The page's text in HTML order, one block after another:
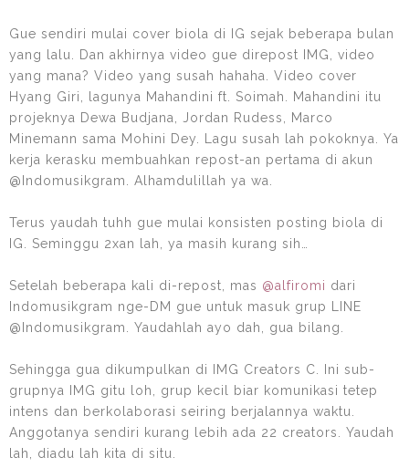
Gue sendiri mulai cover biola di IG sejak beberapa bulan
yang lalu. Dan akhirnya video gue direpost IMG, video
yang mana? Video yang susah hahaha. Video cover
Hyang Giri, lagunya Mahandini ft. Soimah. Mahandini itu
projeknya Dewa Budjana, Jordan Rudess, Marco
Minemann sama Mohini Dey. Lagu susah lah pokoknya. Ya
kerja kerasku membuahkan repost-an pertama di akun
@Indomusikgram. Alhamdulillah ya wa.
Terus yaudah tuhh gue mulai konsisten posting biola di
IG. Seminggu 2xan lah, ya masih kurang sih…
Setelah beberapa kali di-repost, mas @alfiromi dari
Indomusikgram nge-DM gue untuk masuk grup LINE
@Indomusikgram. Yaudahlah ayo dah, gua bilang.
Sehingga gua dikumpulkan di IMG Creators C. Ini sub-
grupnya IMG gitu loh, grup kecil biar komunikasi tetep
intens dan berkolaborasi seiring berjalannya waktu.
Anggotanya sendiri kurang lebih ada 22 creators. Yaudah
lah, diadu lah kita di situ.